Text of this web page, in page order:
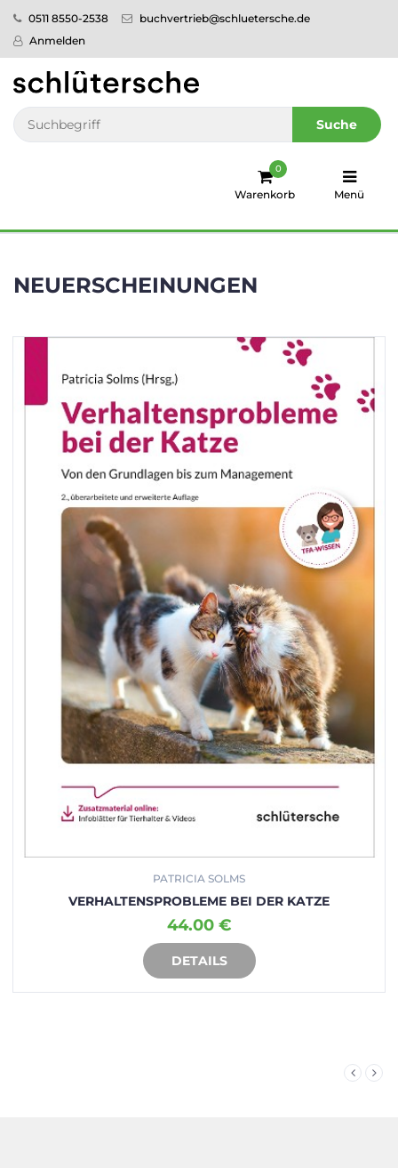
0511 8550-2538
buchvertrieb@schluetersche.de
Anmelden
Suche
Warenkorb
0
Menü
Pflege
Veterinär­
medizin
humboldt
Sale!
Service
NEUERSCHEINUNGEN
PATRICIA SOLMS
VERHALTENSPROBLEME BEI DER KATZE
44.00 €
DETAILS
IN DEN WARENKORB